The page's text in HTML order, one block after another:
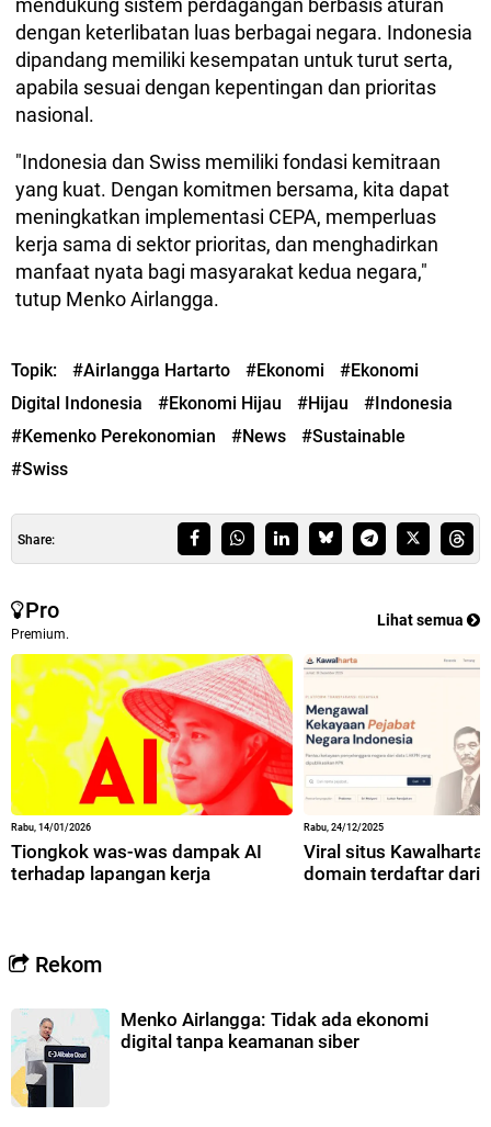
mendukung sistem perdagangan berbasis aturan
dengan keterlibatan luas berbagai negara. Indonesia
dipandang memiliki kesempatan untuk turut serta,
apabila sesuai dengan kepentingan dan prioritas
nasional.
"Indonesia dan Swiss memiliki fondasi kemitraan
yang kuat. Dengan komitmen bersama, kita dapat
meningkatkan implementasi CEPA, memperluas
kerja sama di sektor prioritas, dan menghadirkan
manfaat nyata bagi masyarakat kedua negara,"
tutup Menko Airlangga.
Topik: #Airlangga Hartarto #Ekonomi
#Ekonomi
Digital Indonesia
#Ekonomi Hijau #Hijau
#Indonesia
#Kemenko Perekonomian
#News
#Sustainable
#Swiss
Share:
Pro
Premium.
Lihat semua
Rabu, 14/01/2026
Tiongkok was-was dampak AI
terhadap lapangan kerja
Rabu, 24/12/2025
Viral situs
domain terdaftar dari
Rekom
Menko Airlangga: Tidak ada ekonomi
digital tanpa keamanan siber